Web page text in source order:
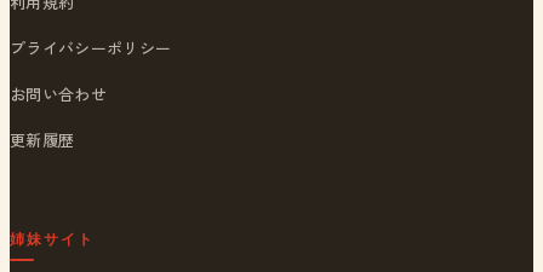
プライバシーポリシー
お問い合わせ
更新履歴
姉妹サイト